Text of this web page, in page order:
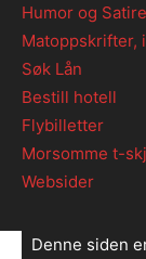
Humor og Satire
Matoppskrifter,
Søk Lån
Bestill hotell
Flybilletter
Morsomme t-
Websider
Denne siden